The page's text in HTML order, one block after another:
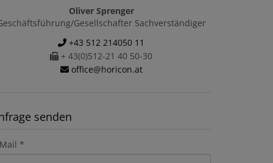
Oliver Sprenger
Gesellschafter Sachverständiger
+43 512 214050 11
+ 43(0)512-21 40 50-30
office@horicon.at
senden